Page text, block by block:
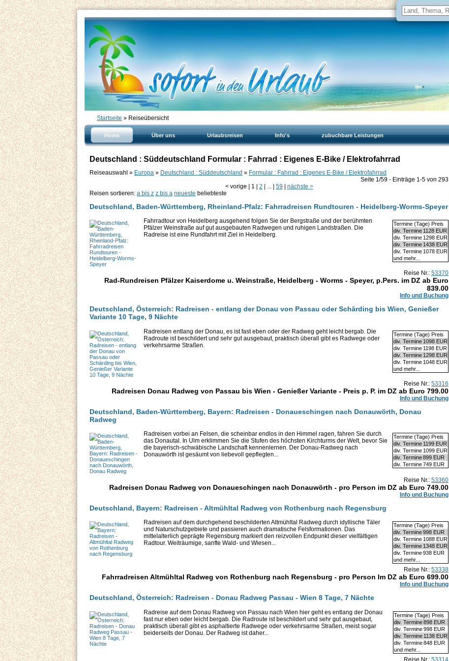
Startseite » Reiseübersicht
Home Über uns Urlaubsreisen Info's zubuchbare Leistungen
Deutschland : Süddeutschland Formular : Fahrrad : Eigenes E-Bike / Elektrofahrrad
Reiseauswahl » Europa » Deutschland : Süddeutschland » Formular : Fahrrad : Eigenes E-Bike / Elektrofahrrad
Seite 1/59 - Einträge 1-5 von 293
< vorige | 1 | 2 | | 59 | nächste >
Reisen sortieren: a bis z z bis a neueste beliebteste
Deutschland, Baden-Württemberg, Rheinland-Pfalz: Fahrradreisen Rundtouren - Heidelberg-Worms-Speyer
Termine (Tage) Preis
div. Termine 1128 EUR
div. Termine 1298 EUR
div. Termine 1438 EUR
div. Termine 1078 EUR
und mehr...
Fahrradtour von Heidelberg ausgehend folgen Sie der Bergstraße und der berühmten
Pfälzer Weinstraße auf gut ausgebauten Radwegen und ruhigen Landstraßen. Die
Radreise ist eine Rundfahrt mit Ziel in Heidelberg.
Reise Nr.: 53370
Rad-Rundreisen Pfälzer Kaiserdome u. Weinstraße, Heidelberg - Worms - Speyer, p.Pers. im DZ ab Euro
839.00
Info und Buchung
Deutschland, Österreich: Radreisen - entlang der Donau von Passau oder Schärding bis Wien, Genießer
Variante 10 Tage, 9 Nächte
Termine (Tage) Preis
div. Termine 1098 EUR
div. Termine 1198 EUR
div. Termine 1298 EUR
div. Termine 1048 EUR
und mehr...
Radreisen entlang der Donau, es ist fast eben oder der Radweg geht leicht bergab. Die
Radroute ist beschildert und sehr gut ausgebaut, praktisch überall gibt es Radwege oder
verkehrsarme Straßen.
Reise Nr.: 53316
Radreisen Donau Radweg von Passau bis Wien - Genießer Variante - Preis p. P. im DZ ab Euro 799.00
Info und Buchung
Deutschland, Baden-Württemberg, Bayern: Radreisen - Donaueschingen nach Donauwörth, Donau
Radweg
Termine (Tage) Preis
div. Termine 1199 EUR
div. Termine 1099 EUR
div. Termine899 EUR
div. Termine749 EUR
Radreisen vorbei an Felsen, die scheinbar endlos in den Himmel ragen, fahren Sie durch
das Donautal. In Ulm erklimmen Sie die Stufen des höchsten Kirchturms der Welt, bevor Sie
die bayerisch-schwäbische Landschaft kennenlernen. Der Donau-Radweg nach
Donauwörth ist gesäumt von liebevoll gepflegten...
Reise Nr.: 53360
Radreisen Donau Radweg von Donaueschingen nach Donauwörth - pro Person im DZ ab Euro 749.00
Info und Buchung
Deutschland, Bayern: Radreisen - Altmühltal Radweg von Rothenburg nach Regensburg
Termine (Tage) Preis
div. Termine998 EUR
div. Termine 1088 EUR
div. Termine 1348 EUR
div. Termine938 EUR
und mehr...
Radreisen auf dem durchgehend beschilderten Altmühltal Radweg durch idyllische Täler
und Naturschutzgebiete und passieren auch dramatische Felsformationen. Das
mittelalterlich geprägte Regensburg markiert den reizvollen Endpunkt dieser vielfältigen
Radtour. Weiträumige, sanfte Wald- und Wiesen...
Reise Nr.: 53338
Fahrradreisen Altmühltal Radweg von Rothenburg nach Regensburg - pro Person Im DZ ab Euro 699.00
Info und Buchung
Deutschland, Österreich: Radreisen - Donau Radweg Passau - Wien 8 Tage, 7 Nächte
Termine (Tage) Preis
div. Termine898 EUR
div. Termine998 EUR
div. Termine 1138 EUR
div. Termine848 EUR
und mehr...
Radreise auf dem Donau Radweg von Passau nach Wien hier geht es entlang der Donau
fast nur eben oder leicht bergab. Die Radroute ist beschildert und sehr gut ausgebaut,
praktisch überall gibt es asphaltierte Radwege oder verkehrsarme Straßen, meist sogar
beiderseits der Donau. Der Radweg ist daher...
Reise Nr.: 53314